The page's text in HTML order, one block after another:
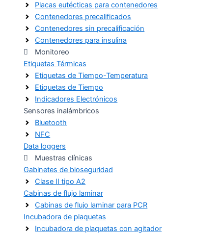
Placas eutécticas para contenedores
Contenedores precalificados
Contenedores sin precalificación
Contenedores para insulina
Monitoreo
Etiquetas Térmicas
Etiquetas de Tiempo-Temperatura
Etiquetas de Tiempo
Indicadores Electrónicos
Sensores inalámbricos
Bluetooth
NFC
Data loggers
Muestras clínicas
Gabinetes de bioseguridad
Clase II tipo A2
Cabinas de flujo laminar
Cabinas de flujo laminar para PCR
Incubadora de plaquetas
Incubadora de plaquetas con agitador